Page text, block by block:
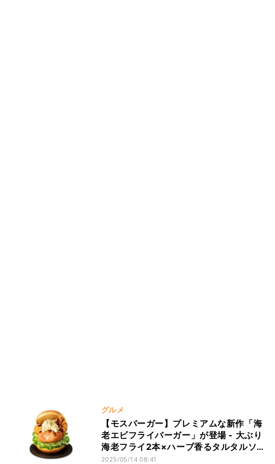
グルメ
【モスバーガー】プレミアムな新作「海
老エビフライバーガー」が登場 - 大ぶり
海老フライ2本×ハーブ香るタルタルソー
ス
2025/05/14 08:41